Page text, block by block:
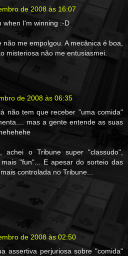
de 2008 às 16:07
when I'm winning :-D
me empolgou. A mecânica é boa,
misteriosa não me entusiasmei.
de 2008 às 06:35
não tem que receber "uma comida"
mas a gente entende as suas
achei o Tribune super "classudo",
"fun"... E apesar do sorteio das
controlada no Tribune...
de 2008 às 02:50
assertiva perjuriosa sobre "comida"